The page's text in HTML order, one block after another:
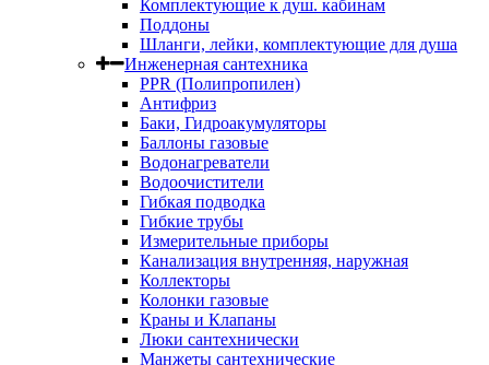
Комплектующие к душ. кабинам
Поддоны
Шланги, лейки, комплектующие для душа
Инженерная сантехника
PPR (Полипропилен)
Антифриз
Баки, Гидроакумуляторы
Баллоны газовые
Водонагреватели
Водоочистители
Гибкая подводка
Гибкие трубы
Измерительные приборы
Канализация внутренняя, наружная
Коллекторы
Колонки газовые
Краны и Клапаны
Люки сантехнически
Манжеты сантехнические